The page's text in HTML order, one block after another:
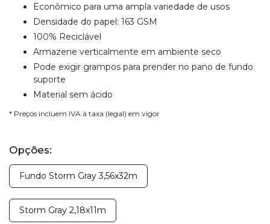
Econômico para uma ampla variedade de usos
Densidade do papel: 163 GSM
100% Reciclável
Armazene verticalmente em ambiente seco
Pode exigir grampos para prender no pano de fundo
suporte
Material sem ácido
* Preços incluem IVA à taxa (legal) em vigor
Opções:
Fundo Storm Gray 3,56x32m
Storm Gray 2,18x11m